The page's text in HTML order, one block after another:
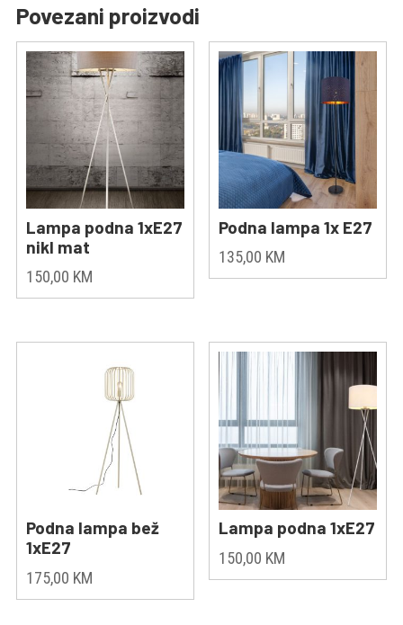
Povezani proizvodi
Lampa podna 1xE27
nikl mat
150,00 KM
Podna lampa 1x E27
135,00 KM
Podna lampa bež
1xE27
175,00 KM
Lampa podna 1xE27
150,00 KM